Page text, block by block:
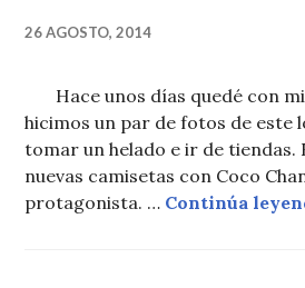
26 AGOSTO, 2014
Hace unos días quedé con mi
hicimos un par de fotos de este
tomar un helado e ir de tiendas.
nuevas camisetas con Coco
protagonista. … Continúa